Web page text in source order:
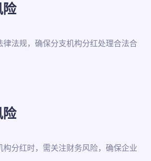
律法规，确保分支机构分红处理合法合
构分红时，需关注财务风险，确保企业